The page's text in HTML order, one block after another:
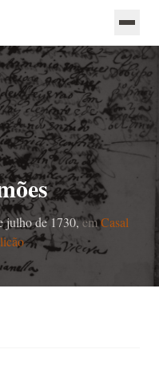
julho de 1730,emCasal